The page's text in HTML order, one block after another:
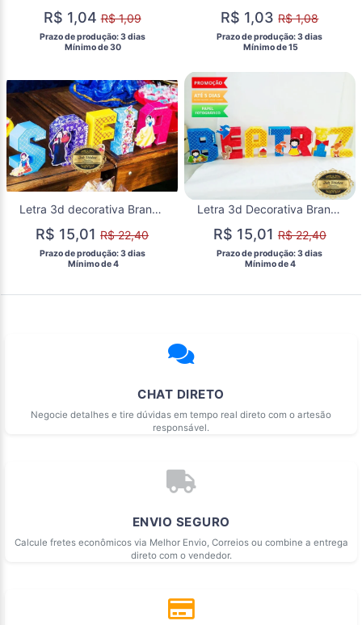
R$ 1,04R$ 1,09
Prazo de produção: 3 dias
  Mínimo de 30
R$ 1,03R$ 1,08
Prazo de produção: 3 dias
  Mínimo de 15
Letra 3d decorativa Branca de Neve Cute
R$ 15,01R$ 22,40
Prazo de produção: 3 dias
  Mínimo de 4
Letra 3d Decorativa Branca de Neve Cute
R$ 15,01R$ 22,40
Prazo de produção: 3 dias
  Mínimo de 4
CHAT DIRETO
Negocie detalhes e tire dúvidas em tempo real direto com o artesão
responsável.
ENVIO SEGURO
Calcule fretes econômicos via Melhor Envio, Correios ou combine a entrega
direto com o vendedor.